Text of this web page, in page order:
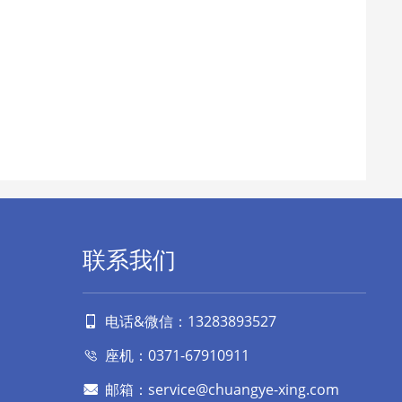
联系我们
电话&微信：13283893527
座机：0371-67910911
邮箱：service@chuangye-xing.com